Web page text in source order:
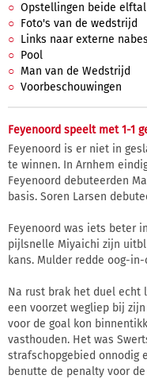
Opstellingen beide
Foto's van de wedstrijd
Links naar externe
Pool
Man van de Wedstrijd
Voorbeschouwingen
Feyenoord speelt met 1-1
Feyenoord is er niet in
te winnen. In Arnhem
Feyenoord debuteerden
basis. Soren Larsen
Feyenoord was iets beter
pijlsnelle Miyaichi zijn
kans. Mulder redde oog-
Na rust brak het duel echt
een voorzet wegliep bij
voor de goal kon
vasthouden. Het was
strafschopgebied onnodig
benutte de penalty voor